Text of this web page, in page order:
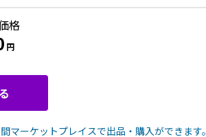
格
円
マーケットプレイスで出品・購入ができます。